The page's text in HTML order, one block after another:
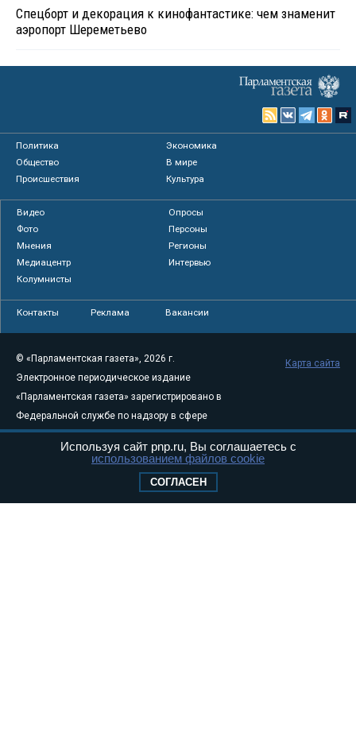
Спецборт и декорация к кинофантастике: чем знаменит
аэропорт Шереметьево
Политика
Экономика
Общество
В мире
Происшествия
Культура
Видео
Опросы
Фото
Персоны
Мнения
Регионы
Медиацентр
Интервью
Колумнисты
Контакты Реклама Вакансии
© «Парламентская газета», 2026 г.
Электронное периодическое издание
«Парламентская газета» зарегистрировано в
Федеральной службе по надзору в сфере
связи, информационных технологий и
массовых коммуникаций (Роскомнадзор) 05
Свидетельство о регистрации Эл № ФС77-
Карта сайта
Используя сайт pnp.ru, Вы соглашаетесь с
использованием файлов cookie
СОГЛАСЕН